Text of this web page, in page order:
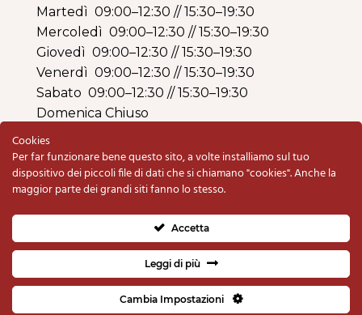
Martedì 09:00–12:30 // 15:30–19:30
Mercoledì 09:00–12:30 // 15:30–19:30
Giovedì 09:00–12:30 // 15:30–19:30
Venerdì 09:00–12:30 // 15:30–19:30
Sabato 09:00–12:30 // 15:30–19:30
Domenica Chiuso
Copyright © 2020 Armeria BO di Schiavolin
Renzo & C. snc | P.IVA e C.F. 00333820280 |
Privacy PolicyeCookie Policy
Fatto con il
daStudio Quadra
Cookies
Per far funzionare bene questo sito, a volte installiamo sul tuo
dispositivo dei piccoli file di dati che si chiamano "cookies". Anche la
maggior parte dei grandi siti fanno lo stesso.
Accetta
Leggi di più
Cambia Impostazioni